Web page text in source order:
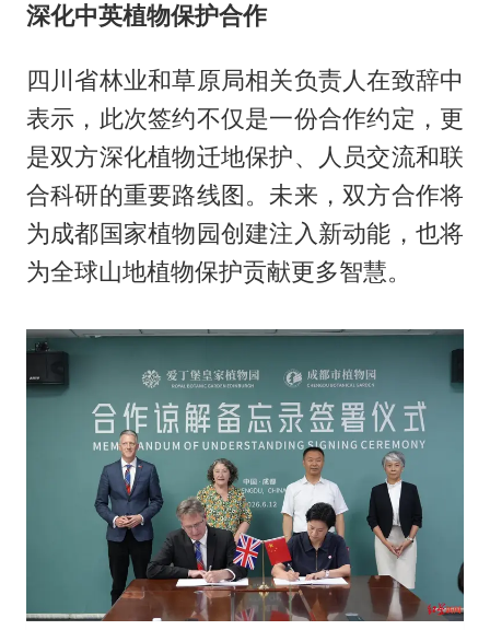
深化中英植物保护合作
四川省林业和草原局相关负责人在致辞中
表示，此次签约不仅是一份合作约定，更
是双方深化植物迁地保护、人员交流和联
合科研的重要路线图。未来，双方合作将
为成都国家植物园创建注入新动能，也将
为全球山地植物保护贡献更多智慧。